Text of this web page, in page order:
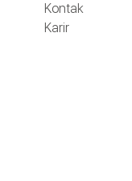
Kontak
Karir